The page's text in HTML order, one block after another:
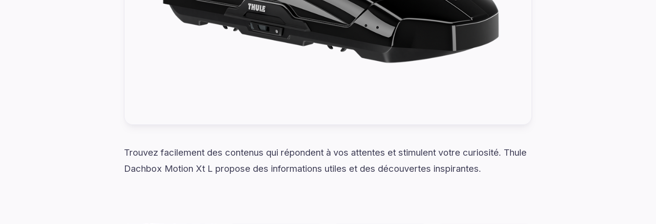
Trouvez facilement des contenus qui répondent à vos attentes et stimulent votre curiosité. Thule
Dachbox Motion Xt L propose des informations utiles et des découvertes inspirantes.